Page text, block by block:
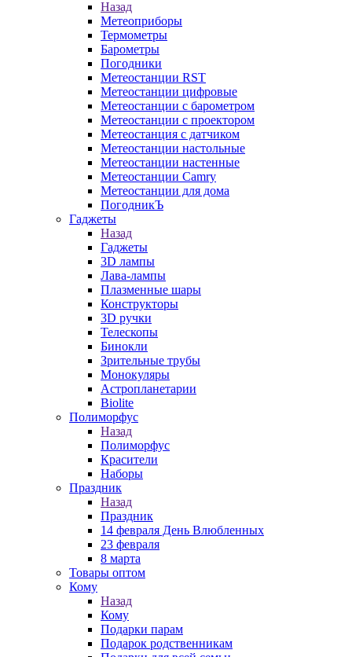
Назад
Метеоприборы
Термометры
Барометры
Погодники
Метеостанции RST
Метеостанции цифровые
Метеостанции с барометром
Метеостанции с проектором
Метеостанция с датчиком
Метеостанции настольные
Метеостанции настенные
Метеостанции Camry
Метеостанции для дома
ПогодникЪ
Гаджеты
Назад
Гаджеты
3D лампы
Лава-лампы
Плазменные шары
Конструкторы
3D ручки
Телескопы
Бинокли
Зрительные трубы
Монокуляры
Астропланетарии
Biolite
Полиморфус
Назад
Полиморфус
Красители
Наборы
Праздник
Назад
Праздник
14 февраля День Влюбленных
23 февраля
8 марта
Товары оптом
Кому
Назад
Кому
Подарки парам
Подарок родственникам